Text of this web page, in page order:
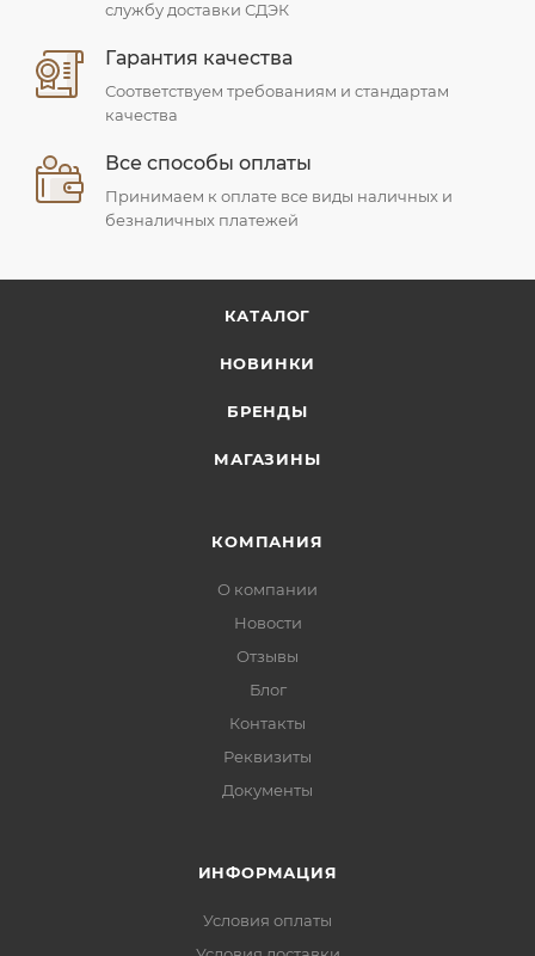
службу доставки СДЭК
Гарантия качества
Соответствуем требованиям и стандартам
качества
Все способы оплаты
Принимаем к оплате все виды наличных и
безналичных платежей
КАТАЛОГ
НОВИНКИ
БРЕНДЫ
МАГАЗИНЫ
КОМПАНИЯ
О компании
Новости
Отзывы
Блог
Контакты
Реквизиты
Документы
ИНФОРМАЦИЯ
Условия оплаты